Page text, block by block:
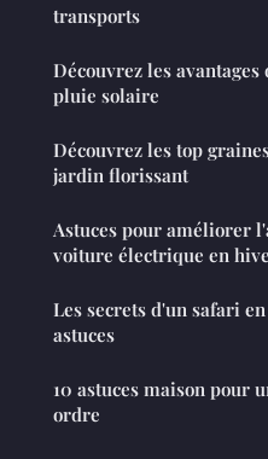
transports
Découvrez les avantages
pluie solaire
Découvrez les top
jardin florissant
Astuces pour améliorer
voiture électrique en
Les secrets d'un safari
astuces
10 astuces maison pour
ordre